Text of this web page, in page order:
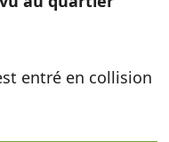
entré en collision